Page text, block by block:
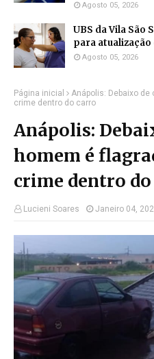
Agosto 05, 2026
UBS da Vila São
para atualização
Agosto 05, 2026
Página inicial
Anápolis: Debaixo
crime dentro do carro
Anápolis:
homem é
crime dentro
Lucieni Soares Janeiro 04,